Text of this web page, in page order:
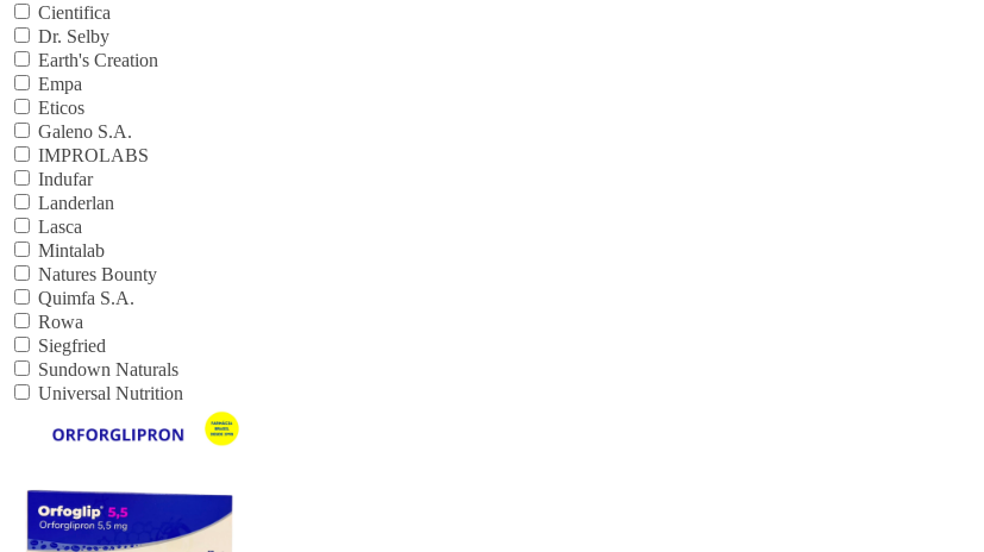
Cientifica
Dr. Selby
Earth's Creation
Empa
Eticos
Galeno S.A.
IMPROLABS
Indufar
Landerlan
Lasca
Mintalab
Natures Bounty
Quimfa S.A.
Rowa
Siegfried
Sundown Naturals
Universal Nutrition